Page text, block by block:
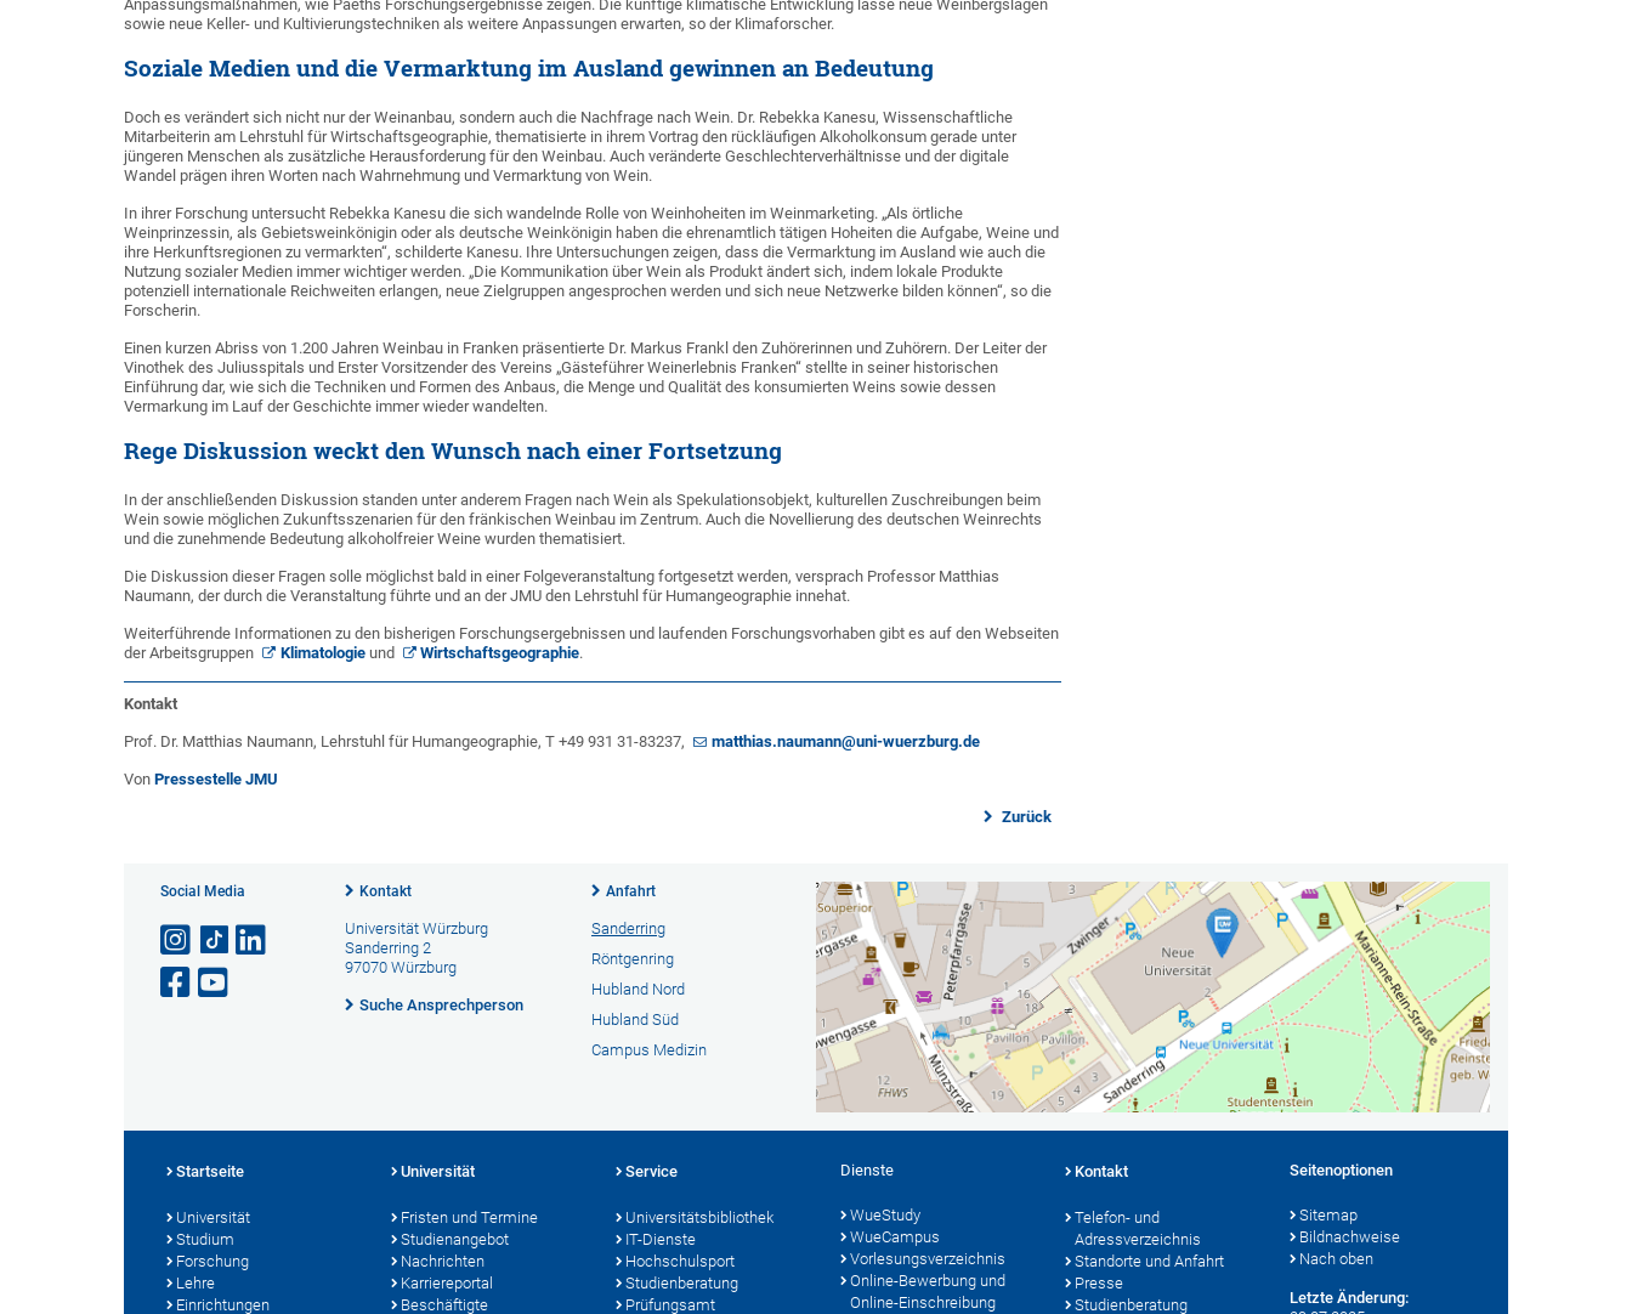
Anpassungsmaßnahmen, wie Paeths Forschungsergebnisse zeigen. Die künftige klimatische Entwicklung lasse neue Weinbergslagen
sowie neue Keller- und Kultivierungstechniken als weitere Anpassungen erwarten, so der Klimaforscher.
Soziale Medien und die Vermarktung im Ausland gewinnen an Bedeutung
Doch es verändert sich nicht nur der Weinanbau, sondern auch die Nachfrage nach Wein. Dr. Rebekka Kanesu, Wissenschaftliche
Mitarbeiterin am Lehrstuhl für Wirtschaftsgeographie, thematisierte in ihrem Vortrag den rückläufigen Alkoholkonsum gerade unter
jüngeren Menschen als zusätzliche Herausforderung für den Weinbau. Auch veränderte Geschlechterverhältnisse und der digitale
Wandel prägen ihren Worten nach Wahrnehmung und Vermarktung von Wein.
In ihrer Forschung untersucht Rebekka Kanesu die sich wandelnde Rolle von Weinhoheiten im Weinmarketing. „Als örtliche
Weinprinzessin, als Gebietsweinkönigin oder als deutsche Weinkönigin haben die ehrenamtlich tätigen Hoheiten die Aufgabe, Weine und
ihre Herkunftsregionen zu vermarkten“, schilderte Kanesu. Ihre Untersuchungen zeigen, dass die Vermarktung im Ausland wie auch die
Nutzung sozialer Medien immer wichtiger werden. „Die Kommunikation über Wein als Produkt ändert sich, indem lokale Produkte
potenziell internationale Reichweiten erlangen, neue Zielgruppen angesprochen werden und sich neue Netzwerke bilden können“, so die
Forscherin.
Einen kurzen Abriss von 1.200 Jahren Weinbau in Franken präsentierte Dr. Markus Frankl den Zuhörerinnen und Zuhörern. Der Leiter der
Vinothek des Juliusspitals und Erster Vorsitzender des Vereins „Gästeführer Weinerlebnis Franken“ stellte in seiner historischen
Einführung dar, wie sich die Techniken und Formen des Anbaus, die Menge und Qualität des konsumierten Weins sowie dessen
Vermarkung im Lauf der Geschichte immer wieder wandelten.
Rege Diskussion weckt den Wunsch nach einer Fortsetzung
In der anschließenden Diskussion standen unter anderem Fragen nach Wein als Spekulationsobjekt, kulturellen Zuschreibungen beim
Wein sowie möglichen Zukunftsszenarien für den fränkischen Weinbau im Zentrum. Auch die Novellierung des deutschen Weinrechts
und die zunehmende Bedeutung alkoholfreier Weine wurden thematisiert.
Die Diskussion dieser Fragen solle möglichst bald in einer Folgeveranstaltung fortgesetzt werden, versprach Professor Matthias
Naumann, der durch die Veranstaltung führte und an der JMU den Lehrstuhl für Humangeographie innehat.
Weiterführende Informationen zu den bisherigen Forschungsergebnissen und laufenden Forschungsvorhaben gibt es auf den Webseiten
der Arbeitsgruppen
Klimatologieund Wirtschaftsgeographie.
Kontakt
Prof. Dr. Matthias Naumann, Lehrstuhl für Humangeographie, T +49 931 31-83237, matthias.naumann@uni-wuerzburg.de
Von Pressestelle JMU
Zurück
Social Media Kontakt
Universität Würzburg
Sanderring 2
97070 Würzburg
Suche Ansprechperson
Anfahrt
Sanderring
Röntgenring
Hubland Nord
Hubland Süd
Campus Medizin
Startseite
Universität
Studium
Forschung
Lehre
Einrichtungen
Universität
Fristen und Termine
Studienangebot
Nachrichten
Karriereportal
Beschäftigte
Service
Universitätsbibliothek
IT-Dienste
Hochschulsport
Studienberatung
Prüfungsamt
Dienste
WueStudy
WueCampus
Vorlesungsverzeichnis
Online-Bewerbung und
Online-Einschreibung
Kontakt
Telefon- und
Adressverzeichnis
Standorte und Anfahrt
Presse
Studienberatung
Seitenoptionen
Sitemap
Bildnachweise
Nach oben
Letzte Änderung: